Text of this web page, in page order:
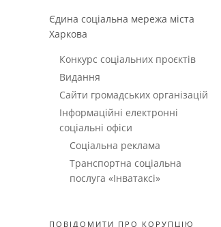
Єдина соціальна мережа міста
Харкова
Конкурс соціальних проєктів
Видання
Сайти громадських організацій
Інформаційні електронні
соціальні офіси
Соціальна реклама
Транспортна соціальна
послуга «Інватаксі»
ПОВІДОМИТИ ПРО КОРУПЦІЮ